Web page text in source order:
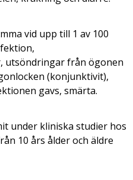
vid upp till 1 av 100
utsöndringar från ögonen
(konjunktivit),
gavs, smärta.
under kliniska studier hos
10 års ålder och äldre